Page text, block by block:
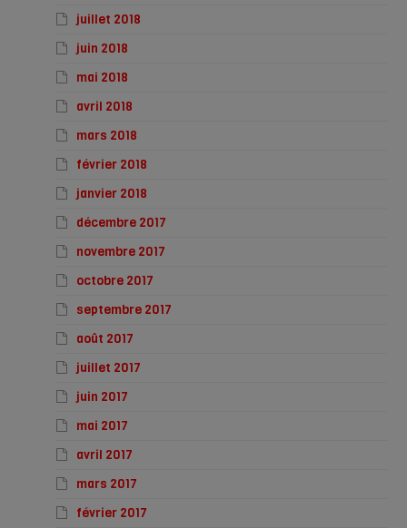
juillet 2018
juin 2018
mai 2018
avril 2018
mars 2018
février 2018
janvier 2018
décembre 2017
novembre 2017
octobre 2017
septembre 2017
août 2017
juillet 2017
juin 2017
mai 2017
avril 2017
mars 2017
février 2017